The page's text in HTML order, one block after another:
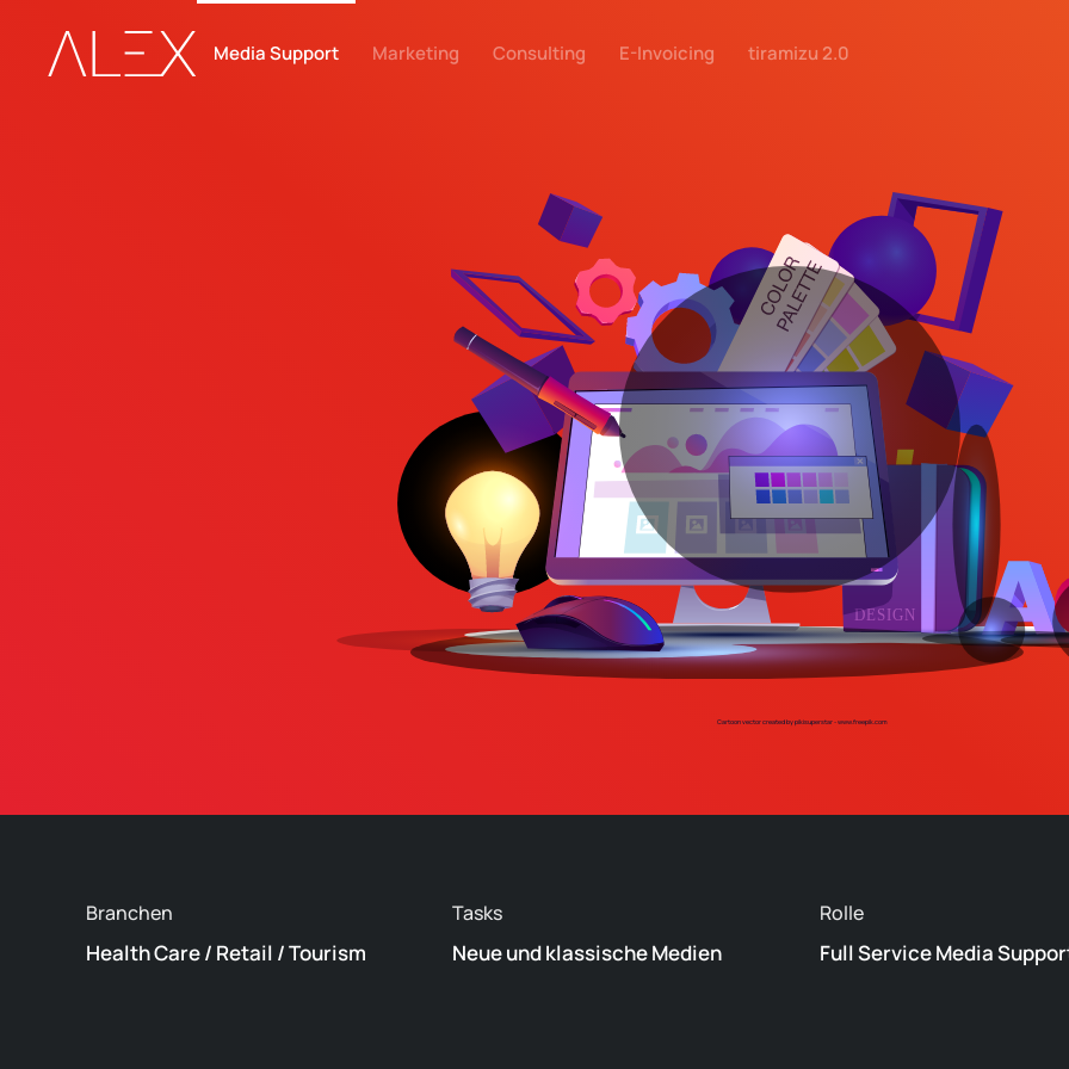
Zum Hauptinhalt springen
Media Support Marketing Consulting E-Invoicing tiramizu 2.0
Cartoon vector created by pikisuperstar - www.freepik.com
Branchen
Health Care / Retail / Tourism
Tasks
Neue und klassische Medien
Rolle
Full Service Media